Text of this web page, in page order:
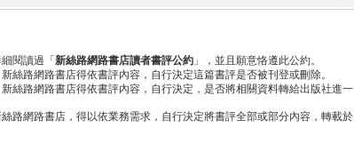
閱讀過「 新絲路網路書店讀者書評公約 」，並且願意恪遵此公約。
絲路網路書店得依書評內容，自行決定這篇書評是否被刊登或刪除。
絲路網路書店得依書評內容，自行決定，是否將相關資料轉給出版社進一
路網路書店，得以依業務需求，自行決定將書評全部或部分內容，轉載於